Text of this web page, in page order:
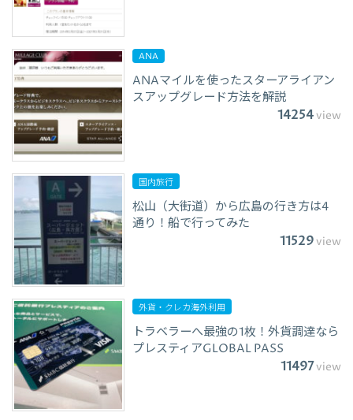
ANA
ANAマイルを使ったスターアライアン
スアップグレード方法を解説
14254view
国内旅行
松山（大街道）から広島の行き方は4
通り！船で行ってみた
11529view
外貨・クレカ海外利用
トラベラーへ最強の1枚！外貨調達なら
プレスティアGLOBAL PASS
11497view